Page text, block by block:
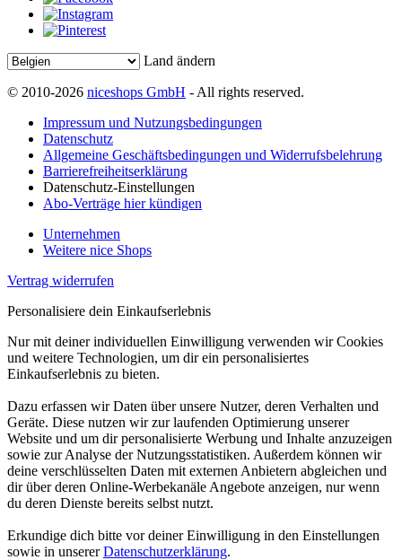
Land ändern
© 2010-2026 niceshops GmbH - All rights reserved.
Impressum und Nutzungsbedingungen
Datenschutz
Allgemeine Geschäftsbedingungen und Widerrufsbelehrung
Barrierefreiheitserklärung
Datenschutz-Einstellungen
Abo-Verträge hier kündigen
Unternehmen
Weitere nice Shops
Vertrag widerrufen
Personalisiere dein Einkaufserlebnis
Nur mit deiner individuellen Einwilligung verwenden wir Cookies
und weitere Technologien, um dir ein personalisiertes
Einkaufserlebnis zu bieten.
Dazu erfassen wir Daten über unsere Nutzer, deren Verhalten und
Geräte. Diese nutzen wir zur laufenden Optimierung unserer
Website und um dir personalisierte Werbung und Inhalte anzuzeigen
sowie zur Analyse der Nutzungsstatistiken. Außerdem können wir
deine verschlüsselten Daten mit externen Anbietern abgleichen und
dir über deren Online-Werbekanäle Angebote anzeigen, nur wenn
du deren Dienste bereits selbst nutzt.
Erkundige dich bitte vor deiner Einwilligung in den Einstellungen
sowie in unsererDatenschutzerklärung.